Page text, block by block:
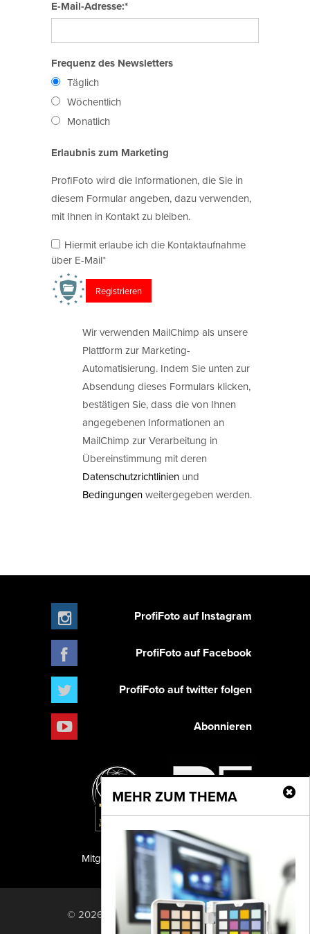
E-Mail-Adresse:*
Frequenz des Newsletters
Täglich
Wöchentlich
Monatlich
Erlaubnis zum Marketing
ProfiFoto wird die Informationen, die Sie in
diesem Formular angeben, dazu verwenden,
mit Ihnen in Kontakt zu bleiben.
Hiermit erlaube ich die Kontaktaufnahme
über E-Mail*
Wir verwenden MailChimp als unsere
Plattform zur Marketing-
Automatisierung. Indem Sie unten zur
Absendung dieses Formulars klicken,
bestätigen Sie, dass die von Ihnen
angegebenen Informationen an
MailChimp zur Verarbeitung in
Übereinstimmung mit deren
Datenschutzrichtlinien und
Bedingungenweitergegeben werden.
MEHR ZUM THEMA
ProfiFoto auf Instagram
ProfiFoto auf Facebook
ProfiFoto auf twitter folgen
Abonnieren
PF Publishing GmbH
Mitglied der TIPA
© 2026 PF Publishing GmbH. All rights